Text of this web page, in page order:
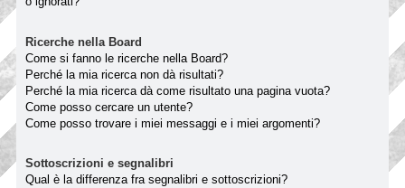
Ricerche nella Board
Come si fanno le ricerche nella Board?
Perché la mia ricerca non dà risultati?
Perché la mia ricerca dà come risultato una pagina vuota?
Come posso cercare un utente?
Come posso trovare i miei messaggi e i miei argomenti?
Sottoscrizioni e segnalibri
Qual è la differenza fra segnalibri e sottoscrizioni?